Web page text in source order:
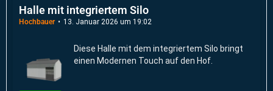
Halle mit integriertem Silo
Hochbauer 13. Januar 2026 um 19:02
Diese Halle mit dem integriertem Silo bringt
einen Modernen Touch auf den Hof.